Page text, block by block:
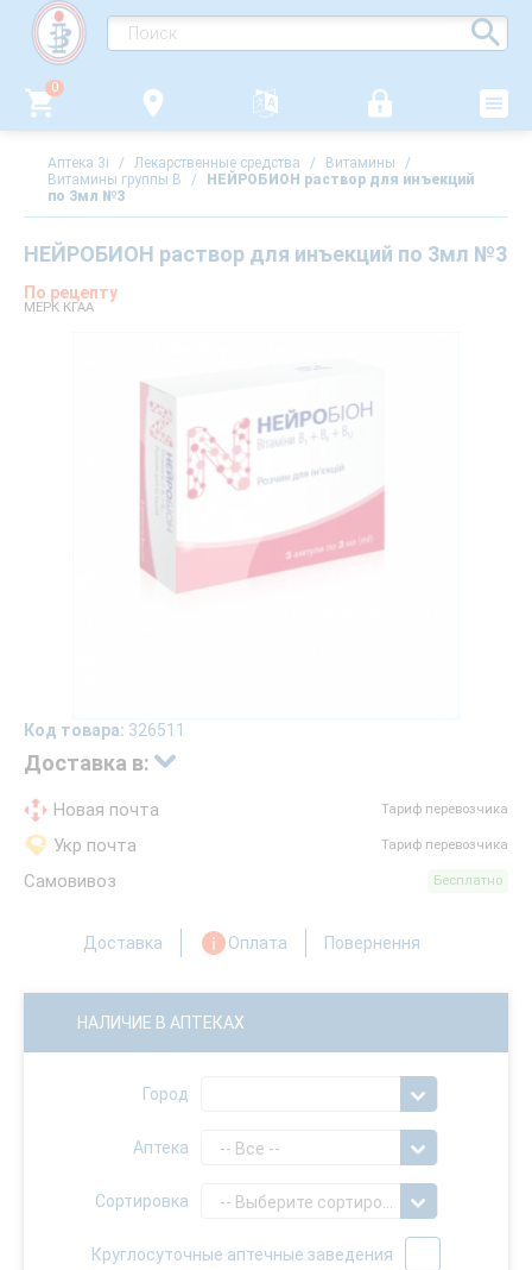
0
Аптека 3i / Лекарственные средства / Витамины
/
Витамины группы В
/
НЕЙРОБИОН раствор для инъекций
по 3мл №3
НЕЙРОБИОН раствор для инъекций по 3мл №3
По рецепту
МЕРК КГАА
Код товара: 326511
Доставка в:
Новая почта Тариф перевозчика
Укр почта Тариф перевозчика
Самовивоз Бесплатно
Доставка Оплата Повернення
НАЛИЧИЕ В АПТЕКАХ
Город
Аптека -- Все --
Сортировка
Круглосуточные аптечные заведения